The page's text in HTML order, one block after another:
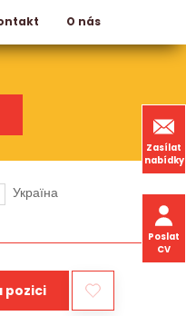
O nás
Zasílat
nabídky
Poslat
CV
Україна
pozici